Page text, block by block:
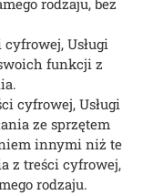
rodzaju, bez
Usługi
funkcji z
cyfrowej, Usługi
ze sprzętem
innymi niż te
z treści cyfrowej,
rodzaju.